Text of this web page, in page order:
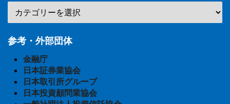
参考・外部団体
金融庁
日本証券業協会
日本取引所グループ
日本投資顧問業協会